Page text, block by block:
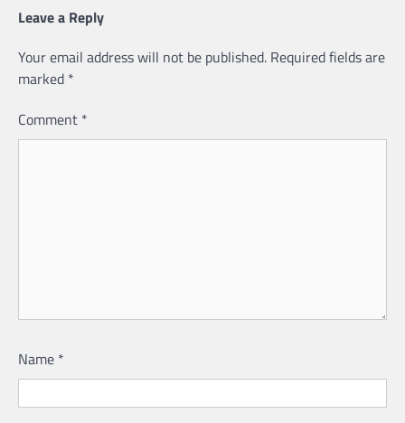
Leave a Reply
Your email address will not be published. Required fields are
marked *
Comment *
Name *